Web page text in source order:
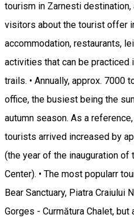
tourism in Zarnesti
visitors about the tourist offer
accommodation, restaurants,
activities that can be practiced
trails. • Annually, approx. 7000
office, the busiest being the
autumn season. As a
tourists arrived increased by
(the year of the inauguration of
Center). • The most popularr
Bear Sanctuary, Piatra Craiului
Gorges - Curmătura Chalet,